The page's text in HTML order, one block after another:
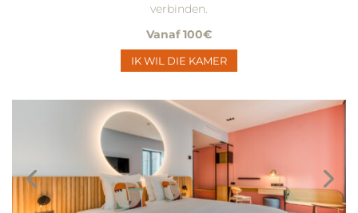
verbinden.
Vanaf 100€
IK WIL DIE KAMER